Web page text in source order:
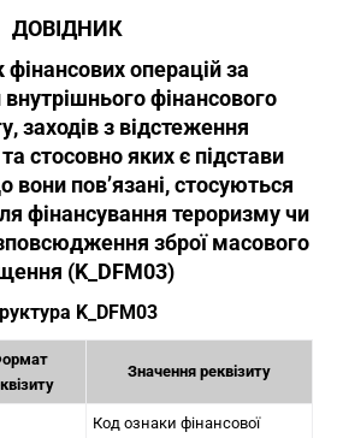
ДОВІДНИК
фінансових операцій за
фінансового
заходів з відстеження
стосовно яких є підстави
вони пов’язані, стосуються
фінансування тероризму чи
зброї масового
(K_DFM03)
K_DFM03
Значення реквізиту
Код ознаки фінансової